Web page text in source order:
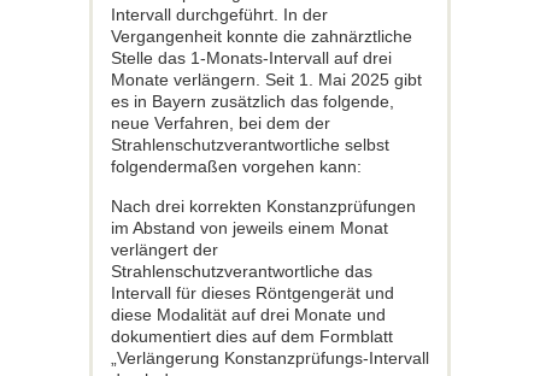
Intervall durchgeführt. In der
Vergangenheit konnte die zahnärztliche
Stelle das 1-Monats-Intervall auf drei
Monate verlängern. Seit 1. Mai 2025 gibt
es in Bayern zusätzlich das folgende,
neue Verfahren, bei dem der
Strahlenschutzverantwortliche selbst
folgendermaßen vorgehen kann:
Nach drei korrekten Konstanzprüfungen
im Abstand von jeweils einem Monat
verlängert der
Strahlenschutzverantwortliche das
Intervall für dieses Röntgengerät und
diese Modalität auf drei Monate und
dokumentiert dies auf dem Formblatt
„Verlängerung Konstanzprüfungs-Intervall